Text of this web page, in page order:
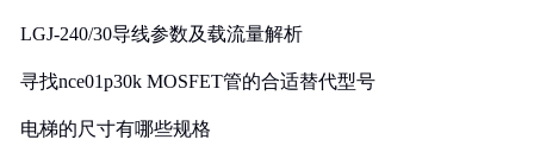
LGJ-240/30导线参数及载流量解析
寻找nce01p30k MOSFET管的合适替代型号
电梯的尺寸有哪些规格